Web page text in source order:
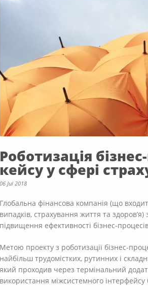
Роботизація
кейсу у сфері
06 Jul 2018
Глобальна фінансова компанія (що
випадків, страхування життя та
підвищення ефективності бізнес-
Метою проекту з роботизації бізнес-
найбільш трудомістких, рутинних і
який проходив через термінальний
використання міжсистемного